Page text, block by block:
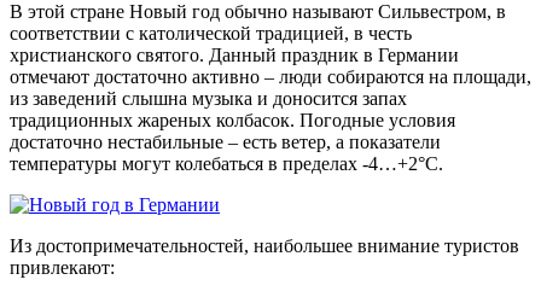
В этой стране Новый год обычно называют Сильвестром, в
соответствии с католической традицией, в честь
христианского святого. Данный праздник в Германии
отмечают достаточно активно – люди собираются на площади,
из заведений слышна музыка и доносится запах
традиционных жареных колбасок. Погодные условия
достаточно нестабильные – есть ветер, а показатели
температуры могут колебаться в пределах -4…+2°C.
Из достопримечательностей, наибольшее внимание туристов
привлекают: